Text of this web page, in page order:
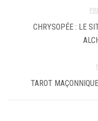
CHRYSOPÉE : LE
TAROT